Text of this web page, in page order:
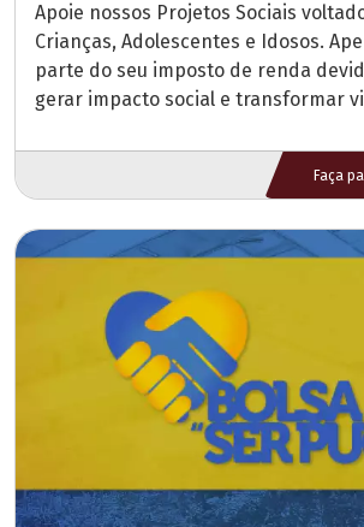
Apoie nossos Projetos Sociais
Crianças, Adolescentes e Idosos.
parte do seu imposto de renda
gerar impacto social e transformar
Faça